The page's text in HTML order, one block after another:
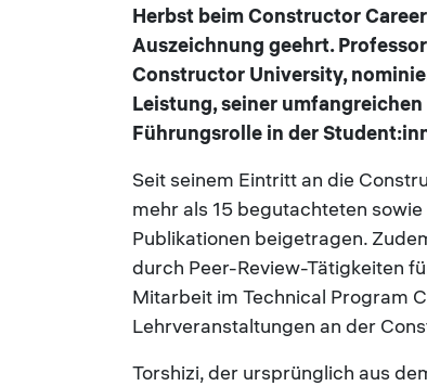
Herbst beim Constructor
Auszeichnung geehrt.
Constructor University,
Leistung, seiner
Führungsrolle in der
Seit seinem Eintritt an die
mehr als 15 begutachteten
Publikationen beigetragen.
durch Peer-Review-Tätigkeiten
Mitarbeit im Technical Program
Lehrveranstaltungen an der
Torshizi, der ursprünglich aus